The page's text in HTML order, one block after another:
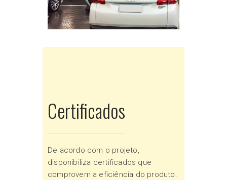
Certificados
De acordo com o projeto,
disponibiliza certificados que
comprovem a eficiência do produto.